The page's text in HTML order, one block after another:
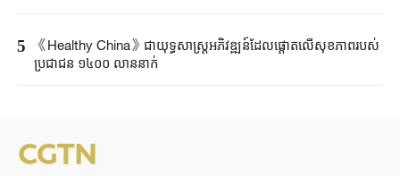
5
《Healthy China》​ជា​យុទ្ធសាស្ត្រ​អភិវឌ្ឍន៍​ដែលផ្តោត​លើ​សុខភាព​របស់​
ប្រជាជន ​១៤០០ ​លាន​នាក់​​